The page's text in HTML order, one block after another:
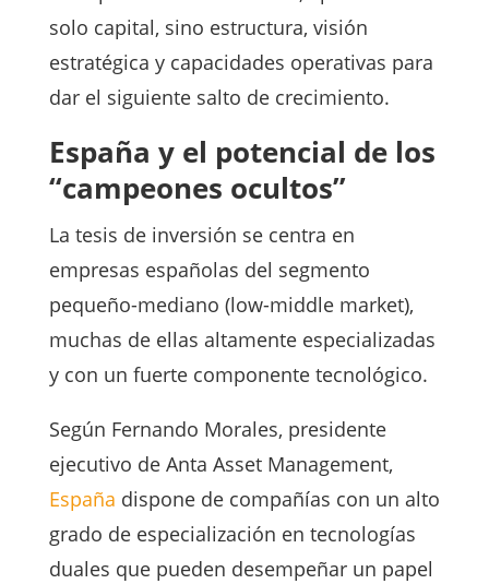
solo capital, sino estructura, visión
estratégica y capacidades operativas para
dar el siguiente salto de crecimiento.
España y el potencial de los
“campeones ocultos”
La tesis de inversión se centra en
empresas españolas del segmento
pequeño-mediano (low-middle market),
muchas de ellas altamente especializadas
y con un fuerte componente tecnológico.
Según Fernando Morales, presidente
ejecutivo de Anta Asset Management,
España dispone de compañías con un alto
grado de especialización en tecnologías
duales que pueden desempeñar un papel